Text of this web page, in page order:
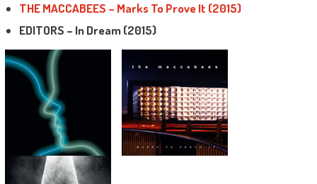
THE MACCABEES – Marks To Prove It (2015)
EDITORS – In Dream (2015)